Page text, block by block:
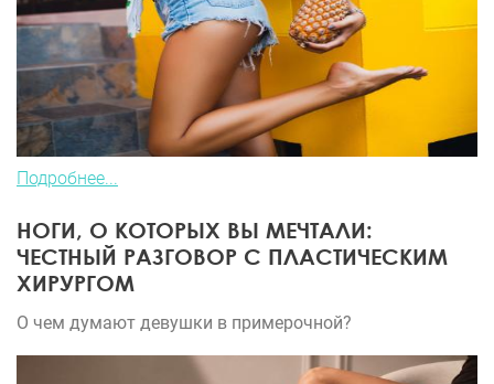
Подробнее...
НОГИ, О КОТОРЫХ ВЫ МЕЧТАЛИ:
ЧЕСТНЫЙ РАЗГОВОР С ПЛАСТИЧЕСКИМ
ХИРУРГОМ
О чем думают девушки в примерочной?